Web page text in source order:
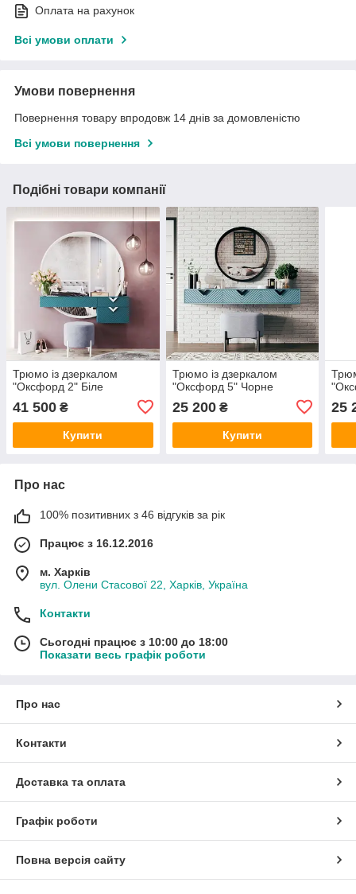
Оплата на рахунок
Всі умови оплати
Умови повернення
Повернення товару впродовж 14 днів за домовленістю
Всі умови повернення
Подібні товари компанії
Трюмо із дзеркалом
"Оксфорд 2" Бiле
41 500 ₴
Купити
Трюмо із дзеркалом
"Оксфорд 5" Чорне
25 200₴
Купити
25
Про нас
100% позитивних з 46 відгуків за рік
Працює з 16.12.2016
м. Харків
вул. Олени Стасової 22, Харків, Україна
Контакти
Сьогодні працює з 10:00 до 18:00
Показати весь графік роботи
Про нас
Контакти
Доставка та оплата
Графік роботи
Повна версія сайту